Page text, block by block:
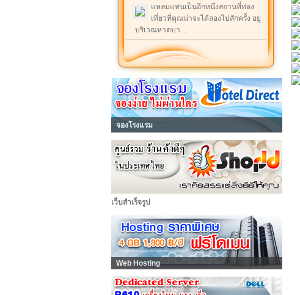
แหลมแท่นเป็นอีกหนึ่งสถานที่ท่อง
เที่ยวที่คุณน่าจะได้ลองไปสักครั้ง อยู่
บริเวณหาดบา ...
จองโรงแรม
เว็บสำเร็จรูป
Web Hosting